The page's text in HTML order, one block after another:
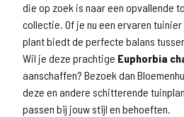
die op zoek is naar een opvallende
collectie. Of je nu een ervaren
plant biedt de perfecte balans
Wil je deze prachtige Euphorbia
aanschaffen? Bezoek dan
deze en andere schitterende
passen bij jouw stijl en behoeften.